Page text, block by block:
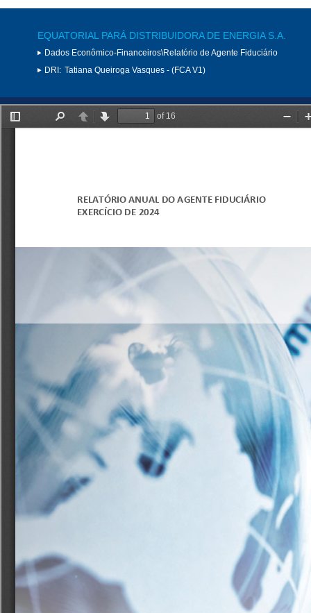
EQUATORIAL PARÁ DISTRIBUIDORA DE ENERGIA S.A.
Dados Econômico-Financeiros\Relatório de Agente Fiduciário
DRI: Tatiana Queiroga Vasques - (FCA V1)